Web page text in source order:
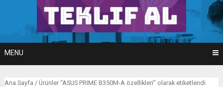
MENU
Ana Sayfa / Ürünler “ASUS PRIME B350M-A özellikleri” olarak etiketlendi